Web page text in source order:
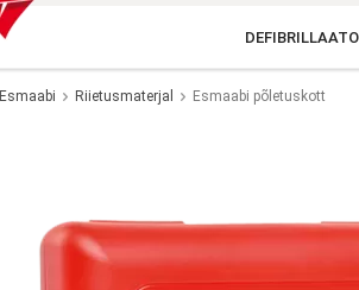
Esmaabi Riietusmaterjal Esmaabi põletuskott